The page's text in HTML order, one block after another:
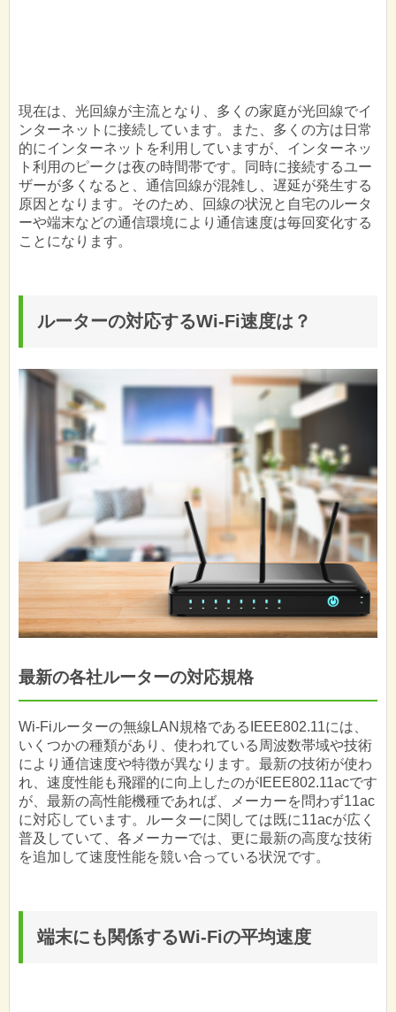
現在は、光回線が主流となり、多くの家庭が光回線でイ
ンターネットに接続しています。また、多くの方は日常
的にインターネットを利用していますが、インターネッ
ト利用のピークは夜の時間帯です。同時に接続するユー
ザーが多くなると、通信回線が混雑し、遅延が発生する
原因となります。そのため、回線の状況と自宅のルータ
ーや端末などの通信環境により通信速度は毎回変化する
ことになります。
ルーターの対応するWi-Fi速度は？
最新の各社ルーターの対応規格
Wi-Fiルーターの無線LAN規格であるIEEE802.11には、
いくつかの種類があり、使われている周波数帯域や技術
により通信速度や特徴が異なります。最新の技術が使わ
れ、速度性能も飛躍的に向上したのがIEEE802.11acです
が、最新の高性能機種であれば、メーカーを問わず11ac
に対応しています。ルーターに関しては既に11acが広く
普及していて、各メーカーでは、更に最新の高度な技術
を追加して速度性能を競い合っている状況です。
端末にも関係するWi-Fiの平均速度